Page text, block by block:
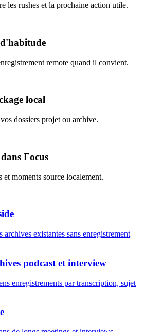
les rushes et la prochaine action utile.
remote quand il convient.
local
dossiers projet ou archive.
Focus
moments source localement.
archives existantes sans enregistrement
podcast et interview
enregistrements par transcription, sujet